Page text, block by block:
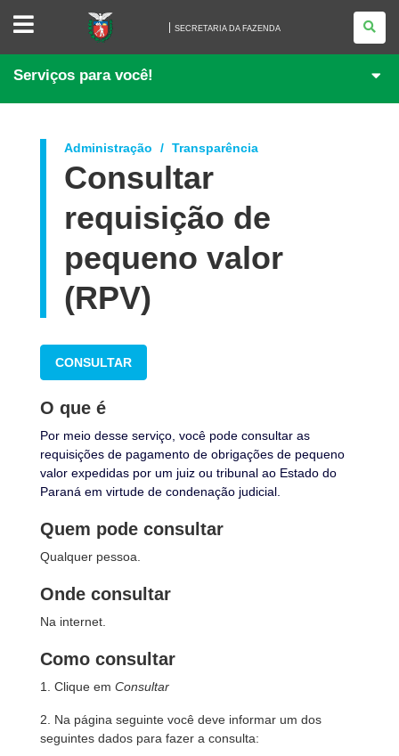
SECRETARIA
FAZENDA
SECRETARIA DA FAZENDA
Serviços para você!
Administração Transparência
Consultar
requisição de
pequeno valor
(RPV)
CONSULTAR
O que é
Por meio desse serviço, você pode consultar as
requisições de pagamento de obrigações de pequeno
valor expedidas por um juiz ou tribunal ao Estado do
Paraná em virtude de condenação judicial.
Quem pode consultar
Qualquer pessoa.
Onde consultar
Na internet.
Como consultar
1. Clique em Consultar
2. Na página seguinte você deve informar um dos
seguintes dados para fazer a consulta: